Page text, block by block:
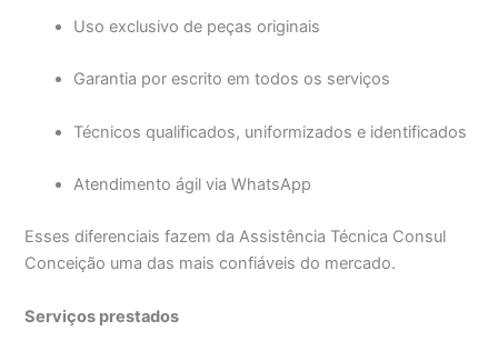
Uso exclusivo de peças originais
Garantia por escrito em todos os serviços
Técnicos qualificados, uniformizados e identificados
Atendimento ágil via WhatsApp
Esses diferenciais fazem da Assistência Técnica Consul
Conceição uma das mais confiáveis do mercado.
Serviços prestados